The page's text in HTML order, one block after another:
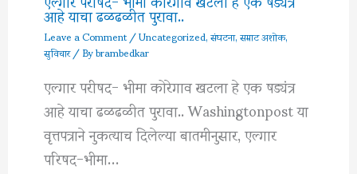
आहे याचा ढळढळीत पुरावा..
Leave a Comment/Uncategorized,संघटना,सम्राट अशोक,
सुविचार/ Bybrambedkar
एल्गार परीषद- भीमा कोरेगाव खटला हे एक षड्यंत्र
आहे याचा ढळढळीत पुरावा.. Washingtonpost या
वृत्तपत्राने नुकत्याच दिलेल्या बातमीनुसार, एल्गार
परिषद-भीमा…